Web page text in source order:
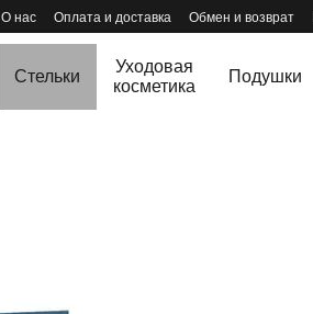
О нас Оплата и доставка Обмен и возврат
Стельки
Уходовая
косметика
Подушки